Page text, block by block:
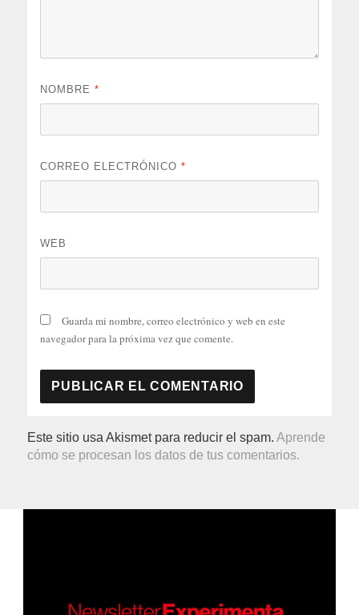
NOMBRE*
CORREO ELECTRÓNICO*
WEB
Guarda mi nombre, correo electrónico y web en este
navegador para la próxima vez que comente.
Este sitio usa Akismet para reducir el spam.Aprende
cómo se procesan los datos de tus comentarios.